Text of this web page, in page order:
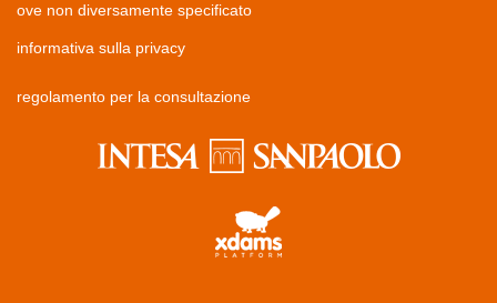
ove non diversamente specificato
informativa sulla privacy
regolamento per la consultazione